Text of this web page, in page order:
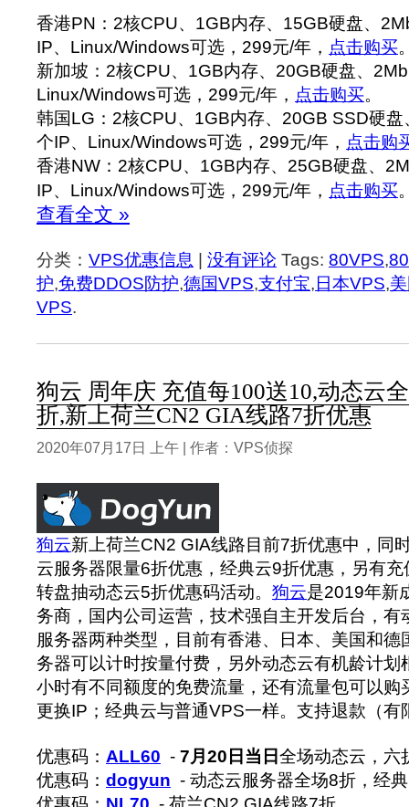
香港PN：2核CPU、1GB内存、15GB硬盘、
IP、Linux/Windows可选，299元/年， 点击购买
新加坡：2核CPU、1GB内存、20GB硬盘、
Linux/Windows可选，299元/年， 点击购买。
韩国LG：2核CPU、1GB内存、20GB SSD硬
个IP、Linux/Windows可选，299元/年， 点击购
香港NW：2核CPU、1GB内存、25GB硬盘、
IP、Linux/Windows可选，299元/年， 点击购买
查看全文 »
分类： VPS优惠信息 | 没有评论 Tags: 80VPS,
护,免费DDOS防护,德国VPS,支付宝,日本VPS,
VPS.
狗云 周年庆 充值每100送10,动态云
折,新上荷兰CN2 GIA线路7折优惠
2020年07月17日 上午 | 作者：VPS侦探
狗云新上荷兰CN2 GIA线路目前7折优惠中，同
云服务器限量6折优惠，经典云9折优惠，另有
转盘抽动态云5折优惠码活动。 狗云是2019年新
务商，国内公司运营，技术强自主开发后台，有
服务器两种类型，目前有香港、日本、美国和德
务器可以计时按量付费，另外动态云有机龄计划
小时有不同额度的免费流量，还有流量包可以购
更换IP；经典云与普通VPS一样。支持退款（有
优惠码： ALL60 - 7月20日当日全场动态云，六
优惠码： dogyun - 动态云服务器全场8折，经